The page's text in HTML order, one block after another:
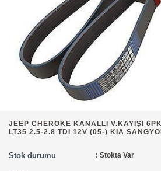
JEEP CHEROKE KANALLI V.KAYIŞI
LT35 2.5-2.8 TDI 12V (05-) KIA
Stok durumu : Stokta Var